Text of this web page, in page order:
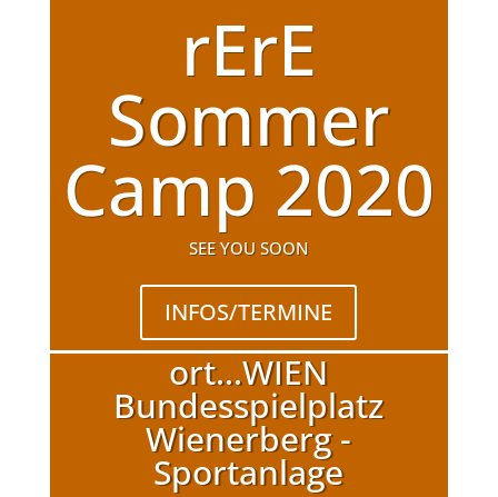
rErE
Sommer
Camp 2020
SEE YOU SOON
INFOS/TERMINE
ort...WIEN
Bundesspielplatz
Wienerberg -
Sportanlage